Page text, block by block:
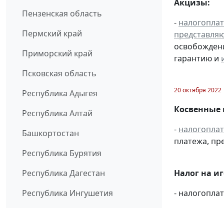
Пензенская область
Пермский край
Приморский край
Псковская область
Республика Адыгея
Республика Алтай
Башкортостан
Республика Бурятия
Республика Дагестан
Республика Ингушетия
Акцизы:
-
гарантию и
20 октября 2022
Косвенные
-
платежа,
Налог на
-